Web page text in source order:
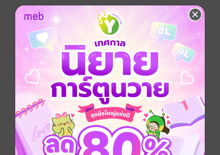
ซีรีส์ EDENS ZERO (รายตอน)
ประเภทไฟล์ pdf
วันที่วางขาย 15 กุมภาพันธ์ 2566
ความยาว 22 หน้า
ราคาปก
เล่มอื่นๆ ในซีรีส์ ดูทั้งหมด